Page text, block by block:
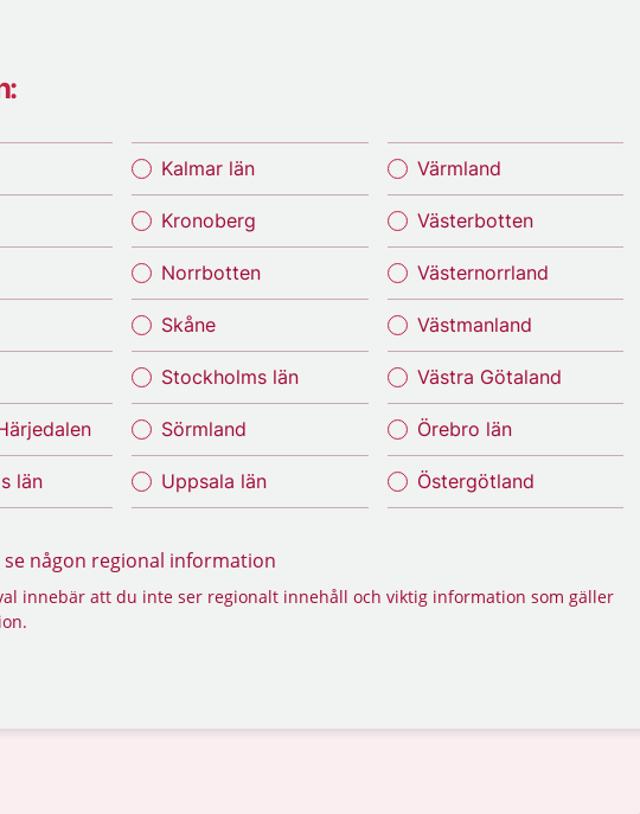
län
Kalmar län
Kronoberg
Norrbotten
Skåne
Stockholms län
Sörmland
Uppsala län
Värmland
Västerbotten
Västernorrland
Västmanland
Västra Götaland
Örebro län
Östergötland
se någon regional information
innebär att du inte ser regionalt innehåll och viktig information som gäller